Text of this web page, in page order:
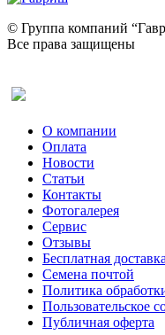
Ревень
Рукола
Рута
Тмин
Трава для чая
Туласи
Укроп
Фенхель
Хризантема
Цикорий
Цикорий
Черемша
Шпинат
Щавель
Эндивий
Эстрагон
© Группа компаний
Все права защищены
О компании
Оплата
Новости
Статьи
Контакты
Фотогалерея​
Сервис
Отзывы
Бесплатная доставка
Семена почтой
Политика
Пользовательское
Публичная оферта